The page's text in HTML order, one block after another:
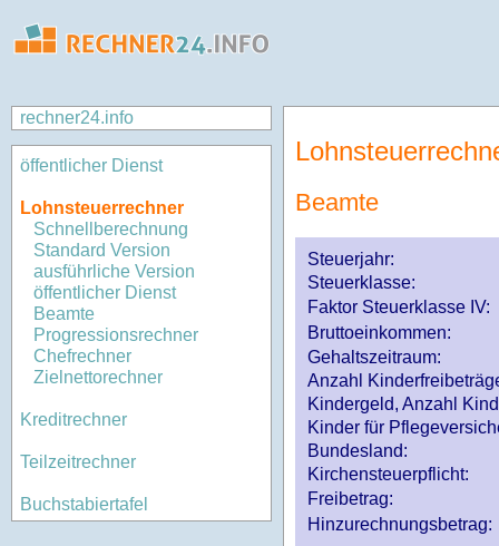
rechner24.info
öffentlicher Dienst
Lohnsteuerrechner
Schnellberechnung
Standard Version
ausführliche Version
öffentlicher Dienst
Beamte
Progressionsrechner
Chefrechner
Zielnettorechner
Kreditrechner
Teilzeitrechner
Buchstabiertafel
Beamte
Steuerjahr:
Steuerklasse:
Faktor Steuerklasse IV:
Bruttoeinkommen:
Gehaltszeitraum:
Anzahl
Kindergeld, Anzahl
Kinder für
Bundesland:
Kirchensteuerpflicht:
Freibetrag:
Hinzurechnungsbetrag: